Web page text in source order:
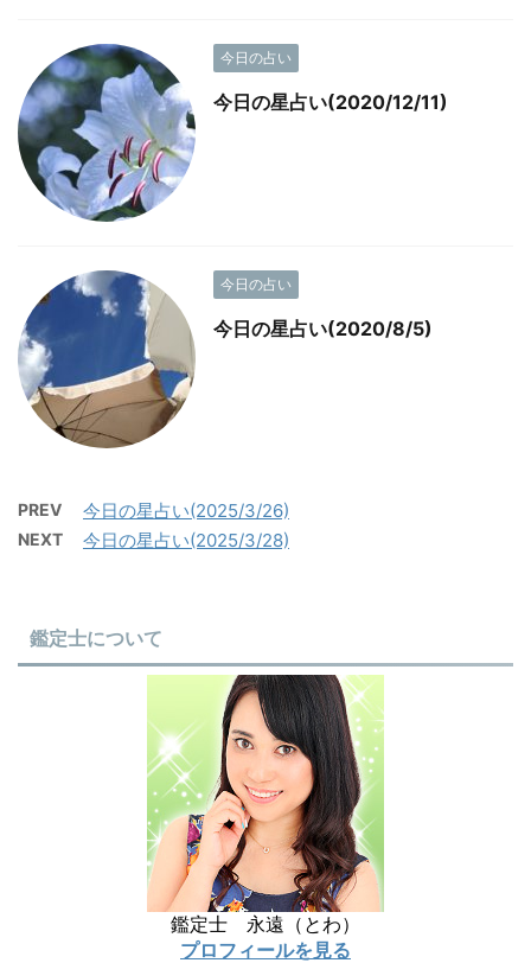
今日の占い
今日の星占い(2020/12/11)
今日の占い
今日の星占い(2020/8/5)
PREV 今日の星占い(2025/3/26)
NEXT 今日の星占い(2025/3/28)
鑑定士について
鑑定士 永遠（とわ）
プロフィールを見る